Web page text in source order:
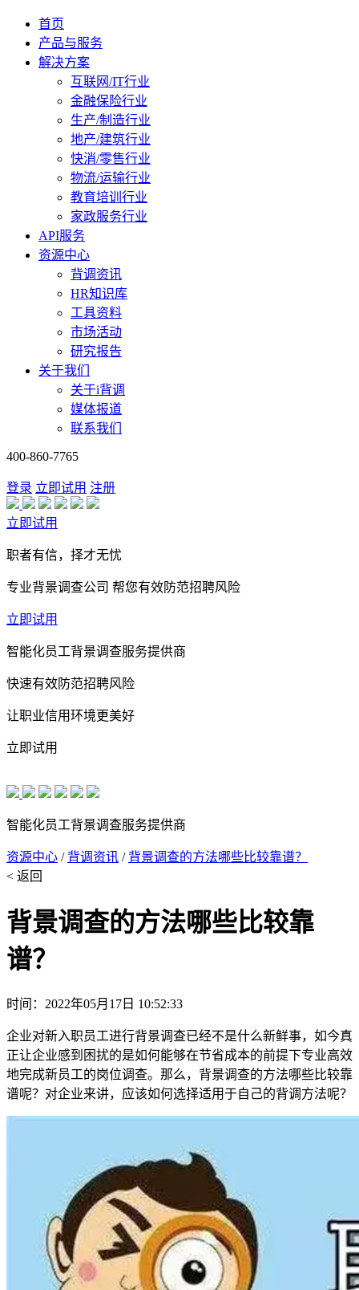
首页
产品与服务
解决方案
互联网/IT行业
金融保险行业
生产/制造行业
地产/建筑行业
快消/零售行业
物流/运输行业
教育培训行业
家政服务行业
API服务
资源中心
背调资讯
HR知识库
工具资料
市场活动
研究报告
关于我们
关于i背调
媒体报道
联系我们
400-860-7765
登录 立即试用 注册
立即试用
职者有信，择才无忧
专业背景调查公司 帮您有效防范招聘风险
立即试用
智能化员工背景调查服务提供商
快速有效防范招聘风险
让职业信用环境更美好
立即试用
智能化员工背景调查服务提供商
资源中心 / 背调资讯 / 背景调查的方法哪些比较靠谱？
< 返回
背景调查的方法哪些比较靠
谱？
时间：2022年05月17日 10:52:33
企业对新入职员工进行背景调查已经不是什么新鲜事，如今真
正让企业感到困扰的是如何能够在节省成本的前提下专业高效
地完成新员工的岗位调查。那么，背景调查的方法哪些比较靠
谱呢？对企业来讲，应该如何选择适用于自己的背调方法呢？